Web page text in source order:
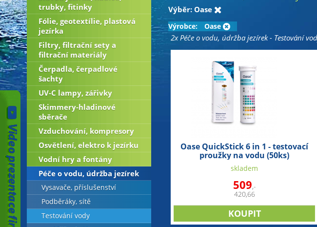
Výběr: Oase
Výrobce: Oase
2x Péče o vodu, údržba jezírek - Testování
Oase QuickStick 6 in 1 - testovací
proužky na vodu (50ks)
skladem
509,-
420,66
trubky, fitinky
Fólie, geotextílie, plastová
jezírka
Filtry, filtrační sety a
filtrační materiály
Čerpadla, čerpadlové
šachty
UV-C lampy, zářivky
Skimmery-hladinové
sběrače
Vzduchování, kompresory
Osvětlení, elektro k jezírku
Vodní hry a fontány
Péče o vodu, údržba jezírek
Vysavače, příslušenství
Podběráky, sítě
Testování vody